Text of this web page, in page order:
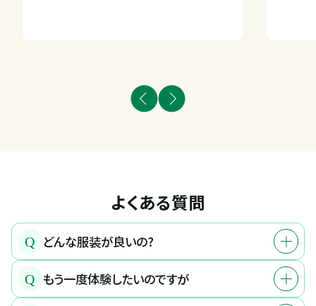
よくある質問
Q どんな服装が良いの?
Q もう一度体験したいのですが